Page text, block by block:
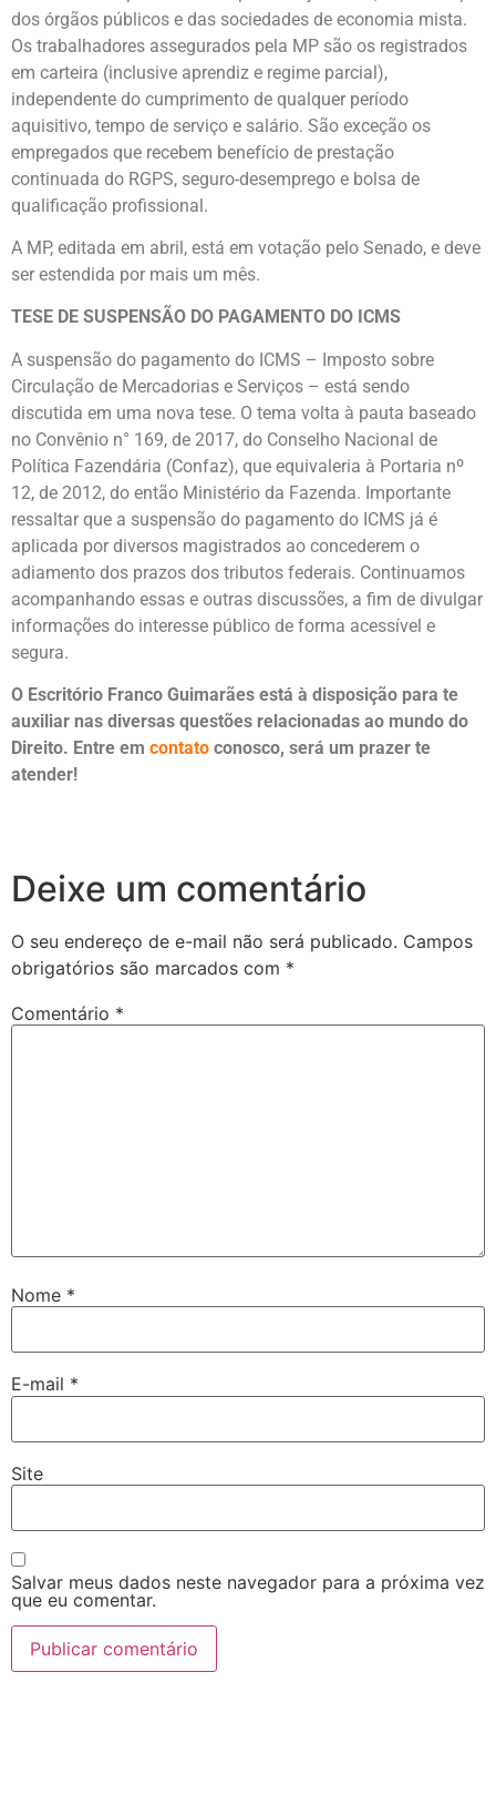
dos órgãos públicos e das sociedades de economia mista.
Os trabalhadores assegurados pela MP são os registrados
em carteira (inclusive aprendiz e regime parcial),
independente do cumprimento de qualquer período
aquisitivo, tempo de serviço e salário. São exceção os
empregados que recebem benefício de prestação
continuada do RGPS, seguro-desemprego e bolsa de
qualificação profissional.
A MP, editada em abril, está em votação pelo Senado, e deve
ser estendida por mais um mês.
TESE DE SUSPENSÃO DO PAGAMENTO DO ICMS
A suspensão do pagamento do ICMS – Imposto sobre
Circulação de Mercadorias e Serviços – está sendo
discutida em uma nova tese. O tema volta à pauta baseado
no Convênio n° 169, de 2017, do Conselho Nacional de
Política Fazendária (Confaz), que equivaleria à Portaria nº
12, de 2012, do então Ministério da Fazenda. Importante
ressaltar que a suspensão do pagamento do ICMS já é
aplicada por diversos magistrados ao concederem o
adiamento dos prazos dos tributos federais. Continuamos
acompanhando essas e outras discussões, a fim de divulgar
informações do interesse público de forma acessível e
segura.
O Escritório Franco Guimarães está à disposição para te
auxiliar nas diversas questões relacionadas ao mundo do
Direito. Entre em contato conosco, será um prazer te
atender!
Deixe um comentário
O seu endereço de e-mail não será publicado. Campos
obrigatórios são marcados com *
Comentário *
Nome *
E-mail *
Site
Salvar meus dados neste navegador para a próxima vez
que eu comentar.